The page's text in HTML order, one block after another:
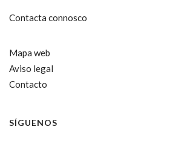
Contacta connosco
Mapa web
Aviso legal
Contacto
SÍGUENOS